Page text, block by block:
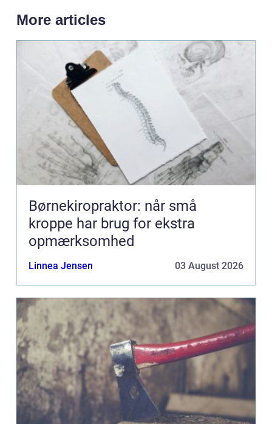
More articles
Børnekiropraktor: når små
kroppe har brug for ekstra
opmærksomhed
Linnea Jensen 03 August 2026